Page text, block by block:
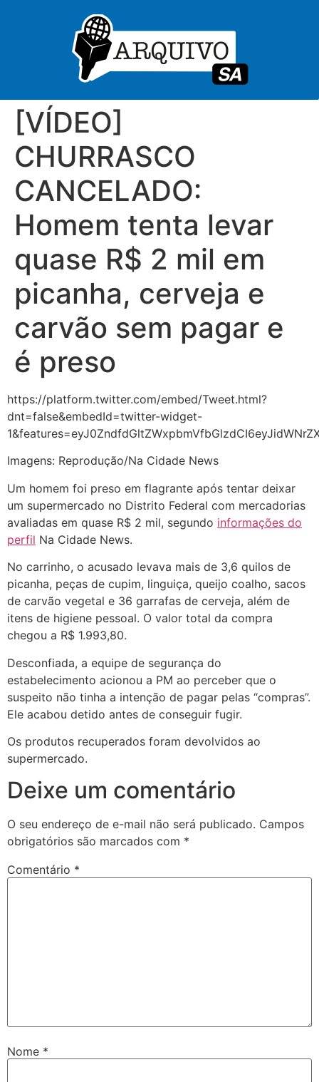
[VÍDEO]
CHURRASCO
CANCELADO:
Homem tenta levar
quase R$ 2 mil em
picanha, cerveja e
carvão sem pagar e
é preso
https://platform.twitter.com/embed/Tweet.html?
dnt=false&embedId=twitter-widget-
Imagens: Reprodução/Na Cidade News
Um homem foi preso em flagrante após tentar deixar
um supermercado no Distrito Federal com mercadorias
avaliadas em quase R$ 2 mil, segundo informações do
perfil Na Cidade News.
No carrinho, o acusado levava mais de 3,6 quilos de
picanha, peças de cupim, linguiça, queijo coalho, sacos
de carvão vegetal e 36 garrafas de cerveja, além de
itens de higiene pessoal. O valor total da compra
chegou a R$ 1.993,80.
Desconfiada, a equipe de segurança do
estabelecimento acionou a PM ao perceber que o
suspeito não tinha a intenção de pagar pelas “compras”.
Ele acabou detido antes de conseguir fugir.
Os produtos recuperados foram devolvidos ao
supermercado.
Deixe um comentário
O seu endereço de e-mail não será publicado. Campos
obrigatórios são marcados com *
Comentário *
Nome *